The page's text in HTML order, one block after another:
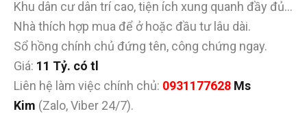
Khu dân cư dân trí cao, tiện ích xung quanh đầy đủ…
Nhà thích hợp mua để ở hoặc đầu tư lâu dài.
Sổ hồng chính chủ đứng tên, công chứng ngay.
Giá: 11 Tỷ. có tl
Liên hệ làm việc chính chủ: 0931177628 Ms
Kim (Zalo, Viber 24/7).